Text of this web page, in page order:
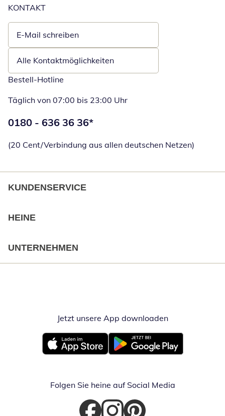
KONTAKT
E-Mail schreiben
Öffnet E-Mail-Client
Alle Kontaktmöglichkeiten
Bestell-Hotline
Täglich von 07:00 bis 23:00 Uhr
Telefonnummer:
0180 - 636 36 36*
(20 Cent/Verbindung aus allen deutschen Netzen)
KUNDENSERVICE
HEINE
UNTERNEHMEN
Jetzt unsere App downloadenÖffnet in
Öffnet in neuem FensterÖffnet in neuem Fenster
Folgen Sie heine auf Social Media